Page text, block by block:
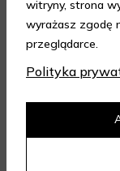
Korzystaj
witryny, strona
wyrażasz zgodę
przeglądarce.
Polityka